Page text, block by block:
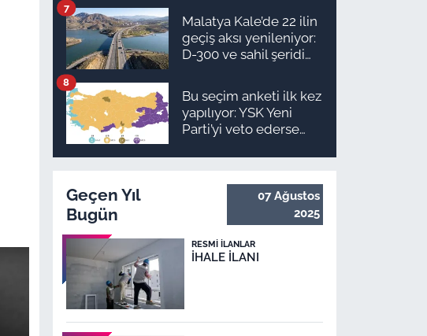
ilçe ilçe teslimat
takvimi ve ödeme
planı
Malatya Kale’de 22 ilin
geçiş aksı yenileniyor:
D-300 ve sahil şeridi
7
Bu seçim anketi ilk kez
yapılıyor: YSK Yeni
Parti’yi veto ederse
olur?
8
Geçen Yıl
Bugün
07 Ağustos
2025
RESMI İLANLAR
İHALE İLANI